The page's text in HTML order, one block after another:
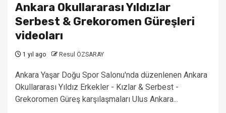
Ankara Okullararası Yıldızlar
Serbest & Grekoromen Güreşleri
videoları
1 yıl ago Resul ÖZSARAY
Ankara Yaşar Doğu Spor Salonu'nda düzenlenen Ankara
Okullararası Yıldız Erkekler - Kızlar & Serbest -
Grekoromen Güreş karşılaşmaları Ulus Ankara...